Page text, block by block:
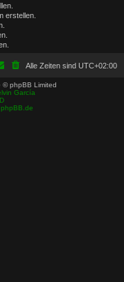
erstellen.
Alle Zeiten sind UTC+02:00
© phpBB Limited
García
phpBB.de